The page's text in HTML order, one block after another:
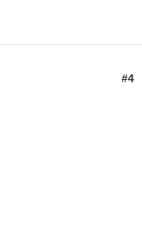
4